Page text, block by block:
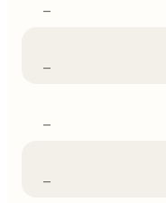
–
–
–
–